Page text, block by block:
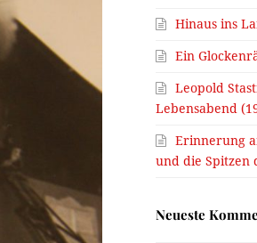
Hinaus ins
Ein
Leopold
Lebensabend
Erinnerung
und die Spitzen
Neueste